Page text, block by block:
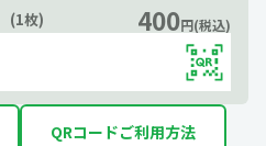
(1枚) 400円(税込)
QRコードご利用方法